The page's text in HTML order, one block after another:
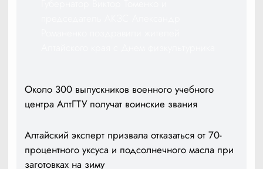
Около 300 выпускников военного учебного
центра АлтГТУ получат воинские звания
Алтайский эксперт призвала отказаться от 70-
процентного уксуса и подсолнечного масла при
заготовках на зиму